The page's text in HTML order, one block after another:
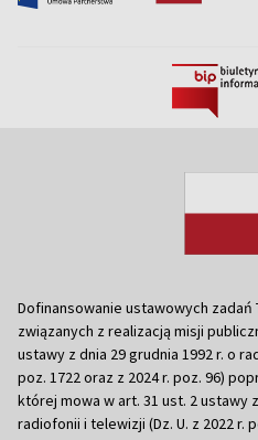
Dofinansowanie ustawowych zadań
związanych z realizacją misji
ustawy z dnia 29 grudnia 1992 r. o
poz. 1722 oraz z 2024 r. poz. 96)
której mowa w art. 31 ust. 2 ustawy
radiofonii i telewizji (Dz. U. z 2022 r.